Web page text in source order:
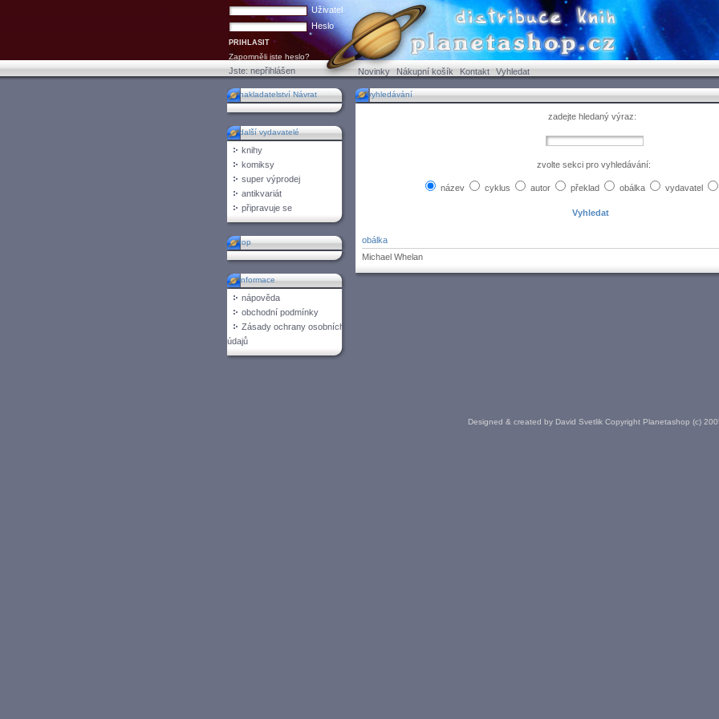
Uživatel
Heslo
Zapomněli jste heslo?
Jste:nepřihlášen Novinky Nákupní košík Kontakt Vyhledat
nakladatelství Návrat
další vydavatelé
knihy
komiksy
super výprodej
antikvariát
připravuje se
top
informace
nápověda
obchodní podmínky
Zásady ochrany osobních
údajů
vyhledávání
zadejte hledaný výraz:
zvolte sekci pro vyhledávání:
název cyklus autor překlad obálka vydavatel
obálka
Michael Whelan
Designed & created by David Svetlik Copyright Planetashop (c)